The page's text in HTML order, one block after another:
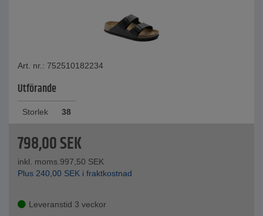
Art. nr.: 752510182234
Utförande
Storlek 38
798,00SEK
inkl. moms.997,50 SEK
Plus 240,00 SEK i fraktkostnad
Leveranstid 3 veckor